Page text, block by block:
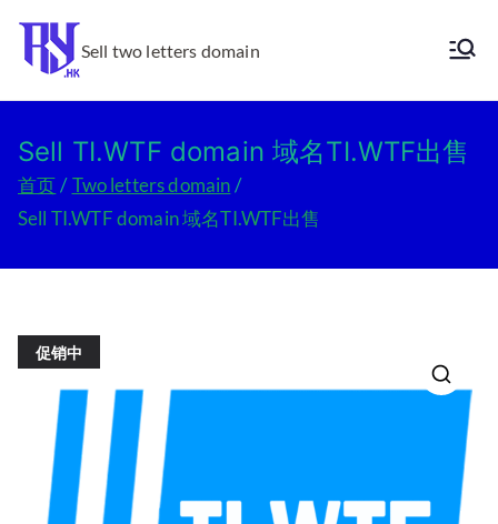
内
Ry.hk
Sell two letters domain
Sell TI.WTF domain 域名TI.WTF出售
首页
Two letters domain
Sell TI.WTF domain 域名TI.WTF出售
促销中